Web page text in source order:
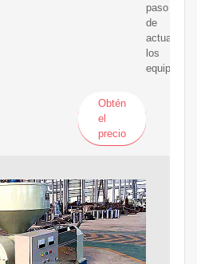
paso
de
actualizar
los
equipos.
Obtén
el
precio